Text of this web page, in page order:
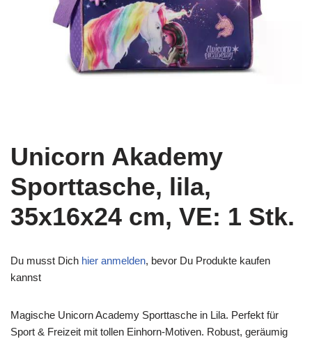
Unicorn Akademy
Sporttasche, lila,
35x16x24 cm, VE: 1 Stk.
Du musst Dich hier anmelden, bevor Du Produkte kaufen
kannst
Magische Unicorn Academy Sporttasche in Lila. Perfekt für
Sport & Freizeit mit tollen Einhorn-Motiven. Robust, geräumig